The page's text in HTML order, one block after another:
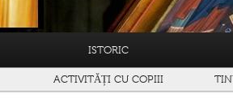
ISTORIC
ACTIVITĂȚI CU COPIII